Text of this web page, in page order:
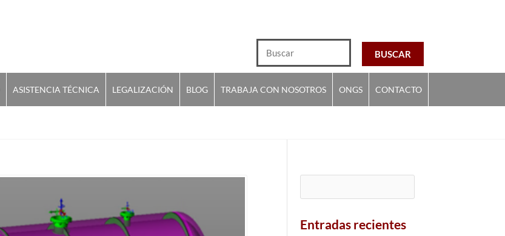
ASISTENCIA TÉCNICA LEGALIZACIÓN BLOG TRABAJA CON NOSOTROS ONGS CONTACTO
Entradas recientes